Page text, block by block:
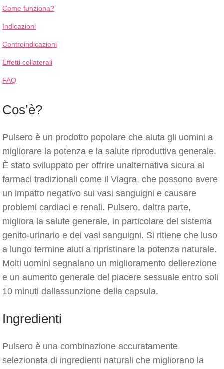
Come funziona?
Indicazioni
Controindicazioni
Effetti collaterali
FAQ
Cos’è?
Pulsero è un prodotto popolare che aiuta gli uomini a
migliorare la potenza e la salute riproduttiva generale.
È stato sviluppato per offrire unalternativa sicura ai
farmaci tradizionali come il Viagra, che possono avere
un impatto negativo sui vasi sanguigni e causare
problemi cardiaci e renali. Pulsero, daltra parte,
migliora la salute generale, in particolare del sistema
genito-urinario e dei vasi sanguigni. Si ritiene che luso
a lungo termine aiuti a ripristinare la potenza naturale.
Molti uomini segnalano un miglioramento dellerezione
e un aumento generale del piacere sessuale entro soli
10 minuti dallassunzione della capsula.
Ingredienti
Pulsero è una combinazione accuratamente
selezionata di ingredienti naturali che migliorano la